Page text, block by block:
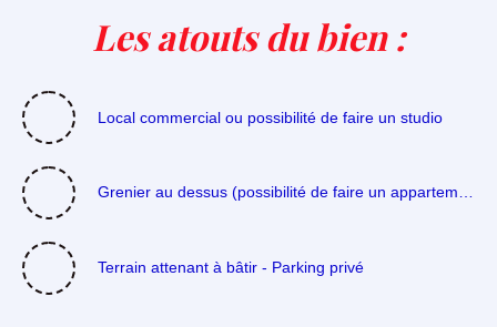
Les atouts du bien :
Local commercial ou possibilité de faire un studio
Grenier au dessus (possibilité de faire un appartement)
Terrain attenant à bâtir - Parking privé